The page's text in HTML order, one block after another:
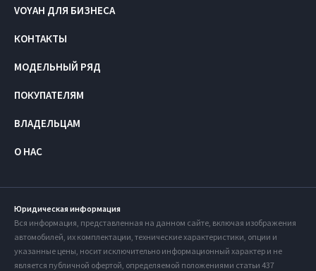
VOYAH ДЛЯ БИЗНЕСА
КОНТАКТЫ
МОДЕЛЬНЫЙ РЯД
ПОКУПАТЕЛЯМ
ВЛАДЕЛЬЦАМ
О НАС
Юридическая информация
Вся информация, представленная на данном сайте, включая изображения
автомобилей, их комплектации, технические характеристики, опции и
указанные цены, носит исключительно информационный характер и не
является публичной офертой, определяемой положениями статьи 437